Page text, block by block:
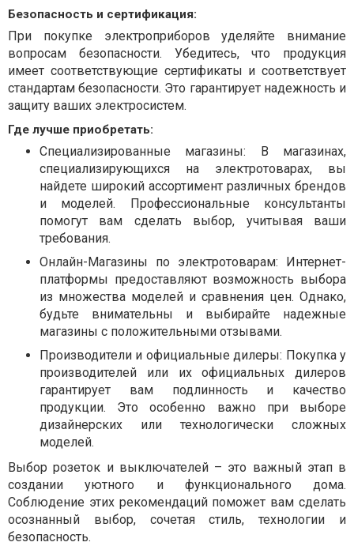
Безопасность и сертификация:
При покупке электроприборов уделяйте внимание
вопросам безопасности. Убедитесь, что продукция
имеет соответствующие сертификаты и соответствует
стандартам безопасности. Это гарантирует надежность и
защиту ваших электросистем.
Где лучше приобретать:
Специализированные магазины: В магазинах,
специализирующихся на электротоварах, вы
найдете широкий ассортимент различных брендов
и моделей. Профессиональные консультанты
помогут вам сделать выбор, учитывая ваши
требования.
Онлайн-Магазины по электротоварам: Интернет-
платформы предоставляют возможность выбора
из множества моделей и сравнения цен. Однако,
будьте внимательны и выбирайте надежные
магазины с положительными отзывами.
Производители и официальные дилеры: Покупка у
производителей или их официальных дилеров
гарантирует вам подлинность и качество
продукции. Это особенно важно при выборе
дизайнерских или технологически сложных
моделей.
Выбор розеток и выключателей – это важный этап в
создании уютного и функционального дома.
Соблюдение этих рекомендаций поможет вам сделать
осознанный выбор, сочетая стиль, технологии и
безопасность.